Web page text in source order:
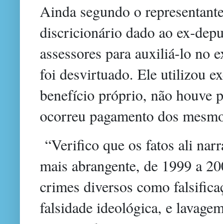
Ainda segundo o
discricionário dado ao ex-
assessores para auxiliá-lo no
foi desvirtuado. Ele utilizou
benefício próprio, não houve
ocorreu pagamento dos
“Verifico que os fatos ali
mais abrangente, de 1999 a
crimes diversos como
falsidade ideológica, e